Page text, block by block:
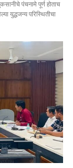
पंचनामे पूर्ण होताच